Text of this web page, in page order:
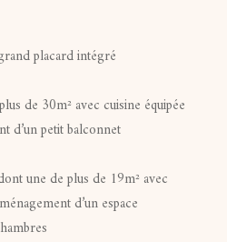
placard intégré
de 30m² avec cuisine équipée
d’un petit balconnet
une de plus de 19m² avec
d’un espace